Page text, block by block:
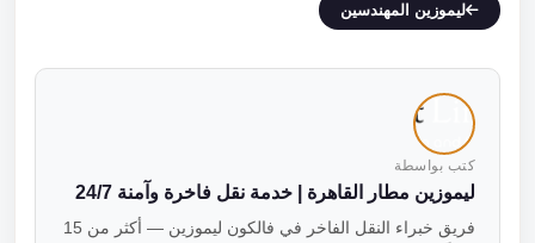
ليموزين المهندسين
كتب بواسطة
ليموزين مطار القاهرة | خدمة نقل فاخرة وآمنة 24/7
فريق خبراء النقل الفاخر في فالكون ليموزين — أكثر من 15